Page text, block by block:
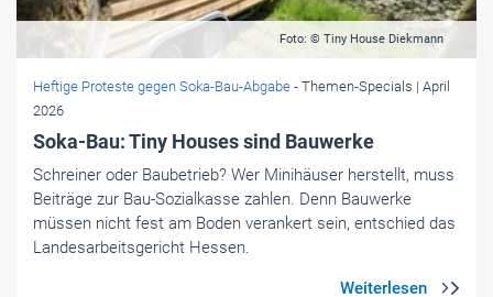
Foto: © Tiny House Diekmann
Heftige Proteste gegen Soka-Bau-Abgabe - Themen-Specials | April
2026
Soka-Bau: Tiny Houses sind Bauwerke
Schreiner oder Baubetrieb? Wer Minihäuser herstellt, muss
Beiträge zur Bau-Sozialkasse zahlen. Denn Bauwerke
müssen nicht fest am Boden verankert sein, entschied das
Landesarbeitsgericht Hes­sen.